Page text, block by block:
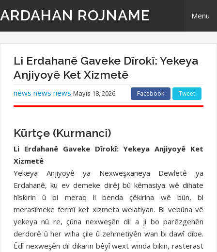
ARDAHAN ROJNAME Menu
Derbarê Me
TR | Tirki - Türkçe
Têkilî
Li Erdahanê Gaveke Dîrokî: Yekeya
Anjiyoyê Ket Xizmetê
news news news Mayıs 18, 2026 Facebook Tweet
Kürtçe (Kurmancî)
Li Erdahanê Gaveke Dîrokî: Yekeya Anjiyoyê Ket
Xizmetê
Yekeya Anjiyoyê ya Nexweşxaneya Dewletê ya
Erdahanê, ku ev demeke dirêj bû kêmasiya wê dihate
hîskirin û bi meraq li benda çêkirina wê bûn, bi
merasîmeke fermî ket xizmeta welatiyan. Bi vebûna vê
yekeya nû re, çûna nexweşên dil a ji bo parêzgehên
derdorê û her wiha çile û zehmetiyên wan bi dawî dibe.
Êdî nexweşên dil dikarin bêyî wext winda bikin, rasterast